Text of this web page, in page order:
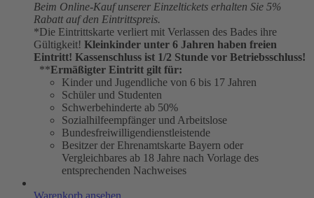
Beim Online-Kauf unserer Einzeltickets erhalten Sie 5%
Rabatt auf den Eintrittspreis.
*Die Eintrittskarte verliert mit Verlassen des Bades ihre
Gültigkeit! Kleinkinder unter 6 Jahren haben freien
Eintritt! Kassenschluss ist 1/2 Stunde vor Betriebsschluss!
**Ermäßigter Eintritt gilt für:
Kinder und Jugendliche von 6 bis 17 Jahren
Schüler und Studenten
Schwerbehinderte ab 50%
Sozialhilfeempfänger und Arbeitslose
Bundesfreiwilligendienstleistende
Besitzer der Ehrenamtskarte Bayern oder
Vergleichbares ab 18 Jahre nach Vorlage des
entsprechenden Nachweises